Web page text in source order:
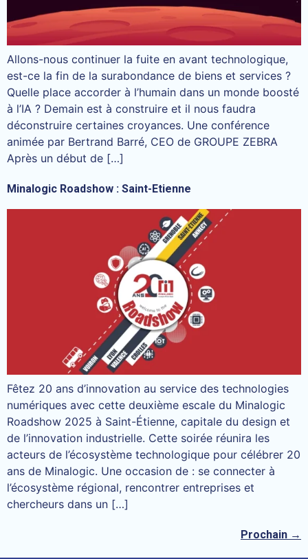
Allons-nous continuer la fuite en avant technologique,
est-ce la fin de la surabondance de biens et services ?
Quelle place accorder à l’humain dans un monde boosté
à l’IA ? Demain est à construire et il nous faudra
déconstruire certaines croyances. Une conférence
animée par Bertrand Barré, CEO de GROUPE ZEBRA
Après un début de […]
Minalogic Roadshow : Saint-Etienne
Fêtez 20 ans d’innovation au service des technologies
numériques avec cette deuxième escale du Minalogic
Roadshow 2025 à Saint-Étienne, capitale du design et
de l’innovation industrielle. Cette soirée réunira les
acteurs de l’écosystème technologique pour célébrer 20
ans de Minalogic. Une occasion de : se connecter à
l’écosystème régional, rencontrer entreprises et
chercheurs dans un […]
Prochain →